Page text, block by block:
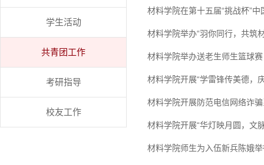
学生活动
共青团工作
考研指导
校友工作
材料学院在第十五届“挑战杯”
材料学院举办“羽你同行，共筑
材料学院举办送老生师生篮球赛
材料学院开展“学雷锋传美德，
材料学院开展防范电信网络诈
材料学院开展“华灯映月圆，文
材料学院师生为入伍新兵陈娥